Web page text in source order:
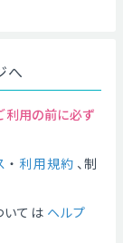
へ
利用の前に必ず
・ 利用規約 、制
いては ヘルプ